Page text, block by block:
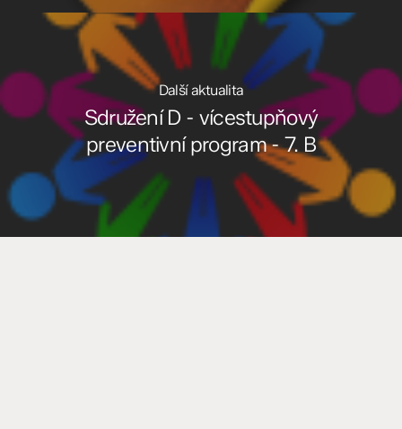
Další aktualita
Sdružení D - vícestupňový
preventivní program - 7. B